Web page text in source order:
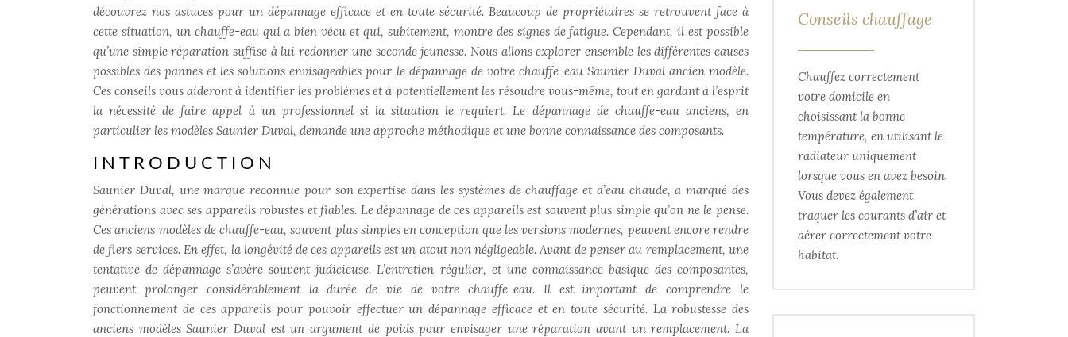
découvrez nos astuces pour un dépannage efficace et en toute sécurité. Beaucoup de propriétaires se retrouvent face à
cette situation, un chauffe-eau qui a bien vécu et qui, subitement, montre des signes de fatigue. Cependant, il est possible
qu’une simple réparation suffise à lui redonner une seconde jeunesse. Nous allons explorer ensemble les différentes causes
possibles des pannes et les solutions envisageables pour le dépannage de votre chauffe-eau Saunier Duval ancien modèle.
Ces conseils vous aideront à identifier les problèmes et à potentiellement les résoudre vous-même, tout en gardant à l’esprit
la nécessité de faire appel à un professionnel si la situation le requiert. Le dépannage de chauffe-eau anciens, en
particulier les modèles Saunier Duval, demande une approche méthodique et une bonne connaissance des composants.
INTRODUCTION
Saunier Duval, une marque reconnue pour son expertise dans les systèmes de chauffage et d’eau chaude, a marqué des
générations avec ses appareils robustes et fiables. Le dépannage de ces appareils est souvent plus simple qu’on ne le pense.
Ces anciens modèles de chauffe-eau, souvent plus simples en conception que les versions modernes, peuvent encore rendre
de fiers services. En effet, la longévité de ces appareils est un atout non négligeable. Avant de penser au remplacement, une
tentative de dépannage s’avère souvent judicieuse. L’entretien régulier, et une connaissance basique des composantes,
peuvent prolonger considérablement la durée de vie de votre chauffe-eau. Il est important de comprendre le
fonctionnement de ces appareils pour pouvoir effectuer un dépannage efficace et en toute sécurité. La robustesse des
anciens modèles Saunier Duval est un argument de poids pour envisager une réparation avant un remplacement. La
Conseils chauffage
Chauffez correctement
votre domicile en
choisissant la bonne
température, en utilisant le
radiateur uniquement
lorsque vous en avez besoin.
Vous devez également
traquer les courants d’air et
aérer correctement votre
habitat.